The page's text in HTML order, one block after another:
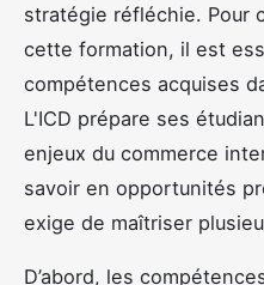
stratégie réfléchie. Pour
cette formation, il est
compétences acquises
L'ICD prépare ses
enjeux du commerce
savoir en opportunités
exige de maîtriser
D’abord, les